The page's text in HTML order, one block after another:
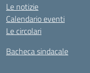
Le notizie
Calendario eventi
Le circolari
Bacheca sindacale